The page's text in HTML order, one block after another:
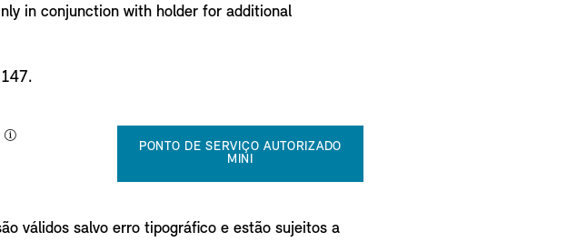
in conjunction with holder for additional
PONTO DE SERVIÇO AUTORIZADO
MINI
válidos salvo erro tipográfico e estão sujeitos a